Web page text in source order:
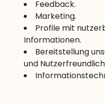
Feedback.
Marketing.
Profile mit
Informationen.
Bereitstellung
und